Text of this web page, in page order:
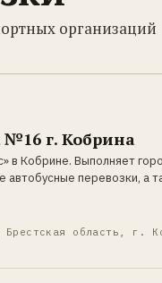
организаций
г. Кобрина
в Кобрине. Выполняет
перевозки, а
Брестская область, г.